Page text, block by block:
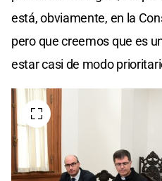
está, obviamente, en la
pero que creemos que es
estar casi de modo